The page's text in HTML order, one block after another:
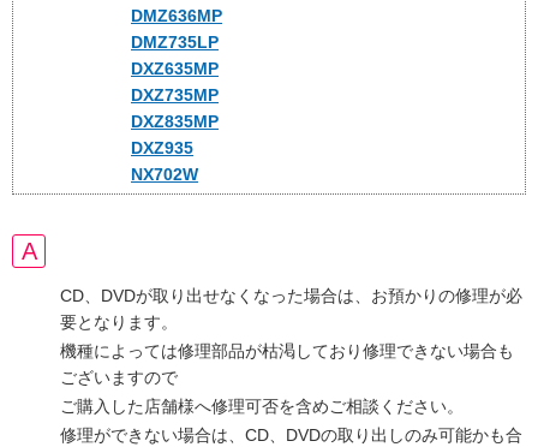
DMZ636MP
DMZ735LP
DXZ635MP
DXZ735MP
DXZ835MP
DXZ935
NX702W
CD、DVDが取り出せなくなった場合は、お預かりの修理が必
要となります。
機種によっては修理部品が枯渇しており修理できない場合も
ございますので
ご購入した店舗様へ修理可否を含めご相談ください。
修理ができない場合は、CD、DVDの取り出しのみ可能かも合